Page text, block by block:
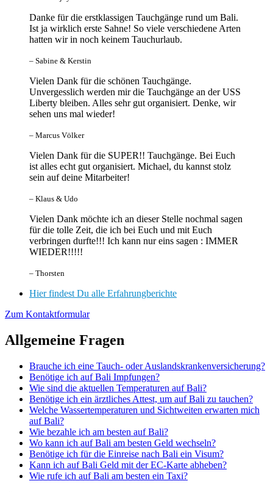
Danke für die erstklassigen Tauchgänge rund um Bali.
Ist ja wirklich erste Sahne! So viele verschiedene Arten
hatten wir in noch keinem Tauchurlaub.
– Sabine & Kerstin
Vielen Dank für die schönen Tauchgänge.
Unvergesslich werden mir die Tauchgänge an der USS
Liberty bleiben. Alles sehr gut organisiert. Denke, wir
sehen uns mal wieder!
– Marcus Völker
Vielen Dank für die SUPER!! Tauchgänge. Bei Euch
ist alles echt gut organisiert. Michael, du kannst stolz
sein auf deine Mitarbeiter!
– Klaus & Udo
Vielen Dank möchte ich an dieser Stelle nochmal sagen
für die tolle Zeit, die ich bei Euch und mit Euch
verbringen durfte!!! Ich kann nur eins sagen : IMMER
WIEDER!!!!!
– Thorsten
Hier findest Du alle Erfahrungberichte
Zum Kontaktformular
Allgemeine Fragen
Brauche ich eine Tauch- oder Auslandskrankenversicherung?
Benötige ich auf Bali Impfungen?
Wie sind die aktuellen Temperaturen auf Bali?
Benötige ich ein ärztliches Attest, um auf Bali zu tauchen?
Welche Wassertemperaturen und Sichtweiten erwarten mich
auf Bali?
Wie bezahle ich am besten auf Bali?
Wo kann ich auf Bali am besten Geld wechseln?
Benötige ich für die Einreise nach Bali ein Visum?
Kann ich auf Bali Geld mit der EC-Karte abheben?
Wie rufe ich auf Bali am besten ein Taxi?